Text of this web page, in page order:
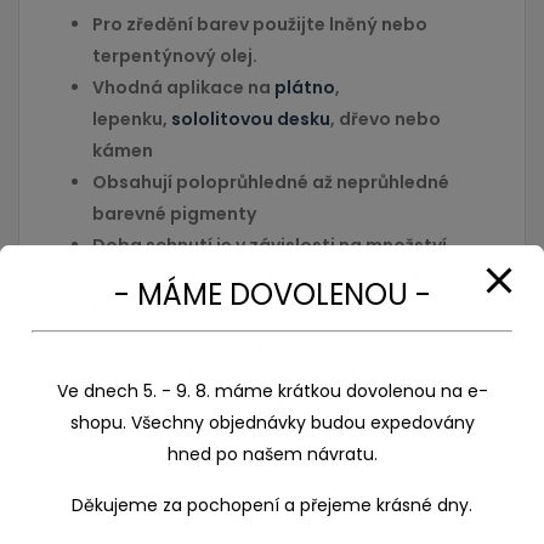
Pro zředění barev použijte lněný nebo
terpentýnový olej.
Vhodná aplikace na plátno,
lepenku, sololitovou desku, dřevo nebo
kámen
Obsahují poloprůhledné až neprůhledné
barevné pigmenty
Doba schnutí je v závislosti na množství
nanesených barev, týden až několik měsíců.
Pro urychlení či zpomalení schnutí lze použít
určeným pro olejové barvy.
Lze nanášet štětcems přírodním nebo
syntetickým vlasem išpachtlemi
- MÁME DOVOLENOU -
Ve dnech 5. - 9. 8. máme krátkou dovolenou na e-
shopu. Všechny objednávky budou expedovány
hned po našem návratu.
Děkujeme za pochopení a přejeme krásné dny.